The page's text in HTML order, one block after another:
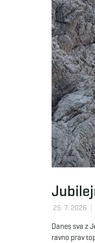
25. 7. 2026
Danes sva z
ravno prav